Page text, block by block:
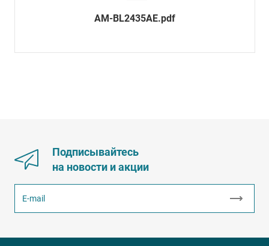
AM-BL2435AE.pdf
Подписывайтесь
на новости и акции